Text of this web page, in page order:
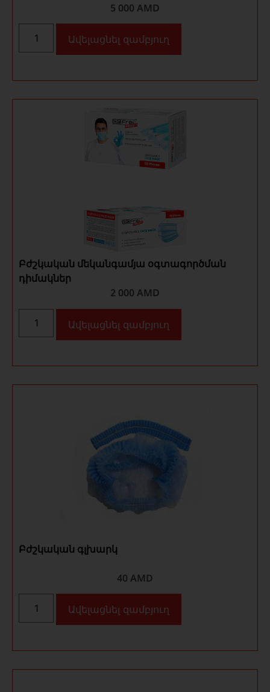
5 000 AMD
Ավելացնել զամբյուղ
Բժշկական մեկանգամյա օգտագործման
դիմակներ
2 000 AMD
Ավելացնել զամբյուղ
Բժշկական գլխարկ
40 AMD
Ավելացնել զամբյուղ